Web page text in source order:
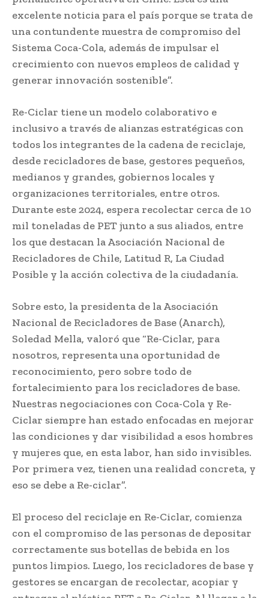
excelente noticia para el país porque se trata de
una contundente muestra de compromiso del
Sistema Coca-Cola, además de impulsar el
crecimiento con nuevos empleos de calidad y
generar innovación sostenible”.
Re-Ciclar tiene un modelo colaborativo e
inclusivo a través de alianzas estratégicas con
todos los integrantes de la cadena de reciclaje,
desde recicladores de base, gestores pequeños,
medianos y grandes, gobiernos locales y
organizaciones territoriales, entre otros.
Durante este 2024, espera recolectar cerca de 10
mil toneladas de PET junto a sus aliados, entre
los que destacan la Asociación Nacional de
Recicladores de Chile, Latitud R, La Ciudad
Posible y la acción colectiva de la ciudadanía.
Sobre esto, la presidenta de la Asociación
Nacional de Recicladores de Base (Anarch),
Soledad Mella, valoró que “Re-Ciclar, para
nosotros, representa una oportunidad de
reconocimiento, pero sobre todo de
fortalecimiento para los recicladores de base.
Nuestras negociaciones con Coca-Cola y Re-
Ciclar siempre han estado enfocadas en mejorar
las condiciones y dar visibilidad a esos hombres
y mujeres que, en esta labor, han sido invisibles.
Por primera vez, tienen una realidad concreta, y
eso se debe a Re-ciclar”.
El proceso del reciclaje en Re-Ciclar, comienza
con el compromiso de las personas de depositar
correctamente sus botellas de bebida en los
puntos limpios. Luego, los recicladores de base y
gestores se encargan de recolectar, acopiar y